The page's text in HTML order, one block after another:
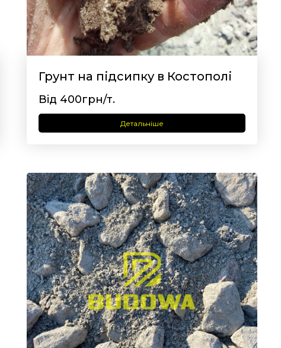
Грунт на підсипку в Костополі
Від 400грн/т.
Детальніше